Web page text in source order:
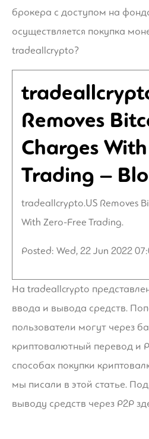
брокера с доступом на
осуществляется покупка
tradeallcrypto?
Removes
Charges
Trading –
tradeallcrypto.US Removes
With Zero-Free Trading.
Posted: Wed, 22 Jun 2022
На tradeallcrypto
ввода и вывода средств.
пользователи могут через
криптовалютный перевод и
способах покупки
мы писали в этой статье.
выводу средств через P2P